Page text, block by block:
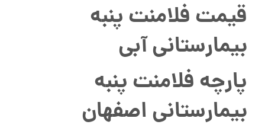
قیمت فلامنت پنبه
بیمارستانی آبی
پارچه فلامنت پنبه
بیمارستانی اصفهان